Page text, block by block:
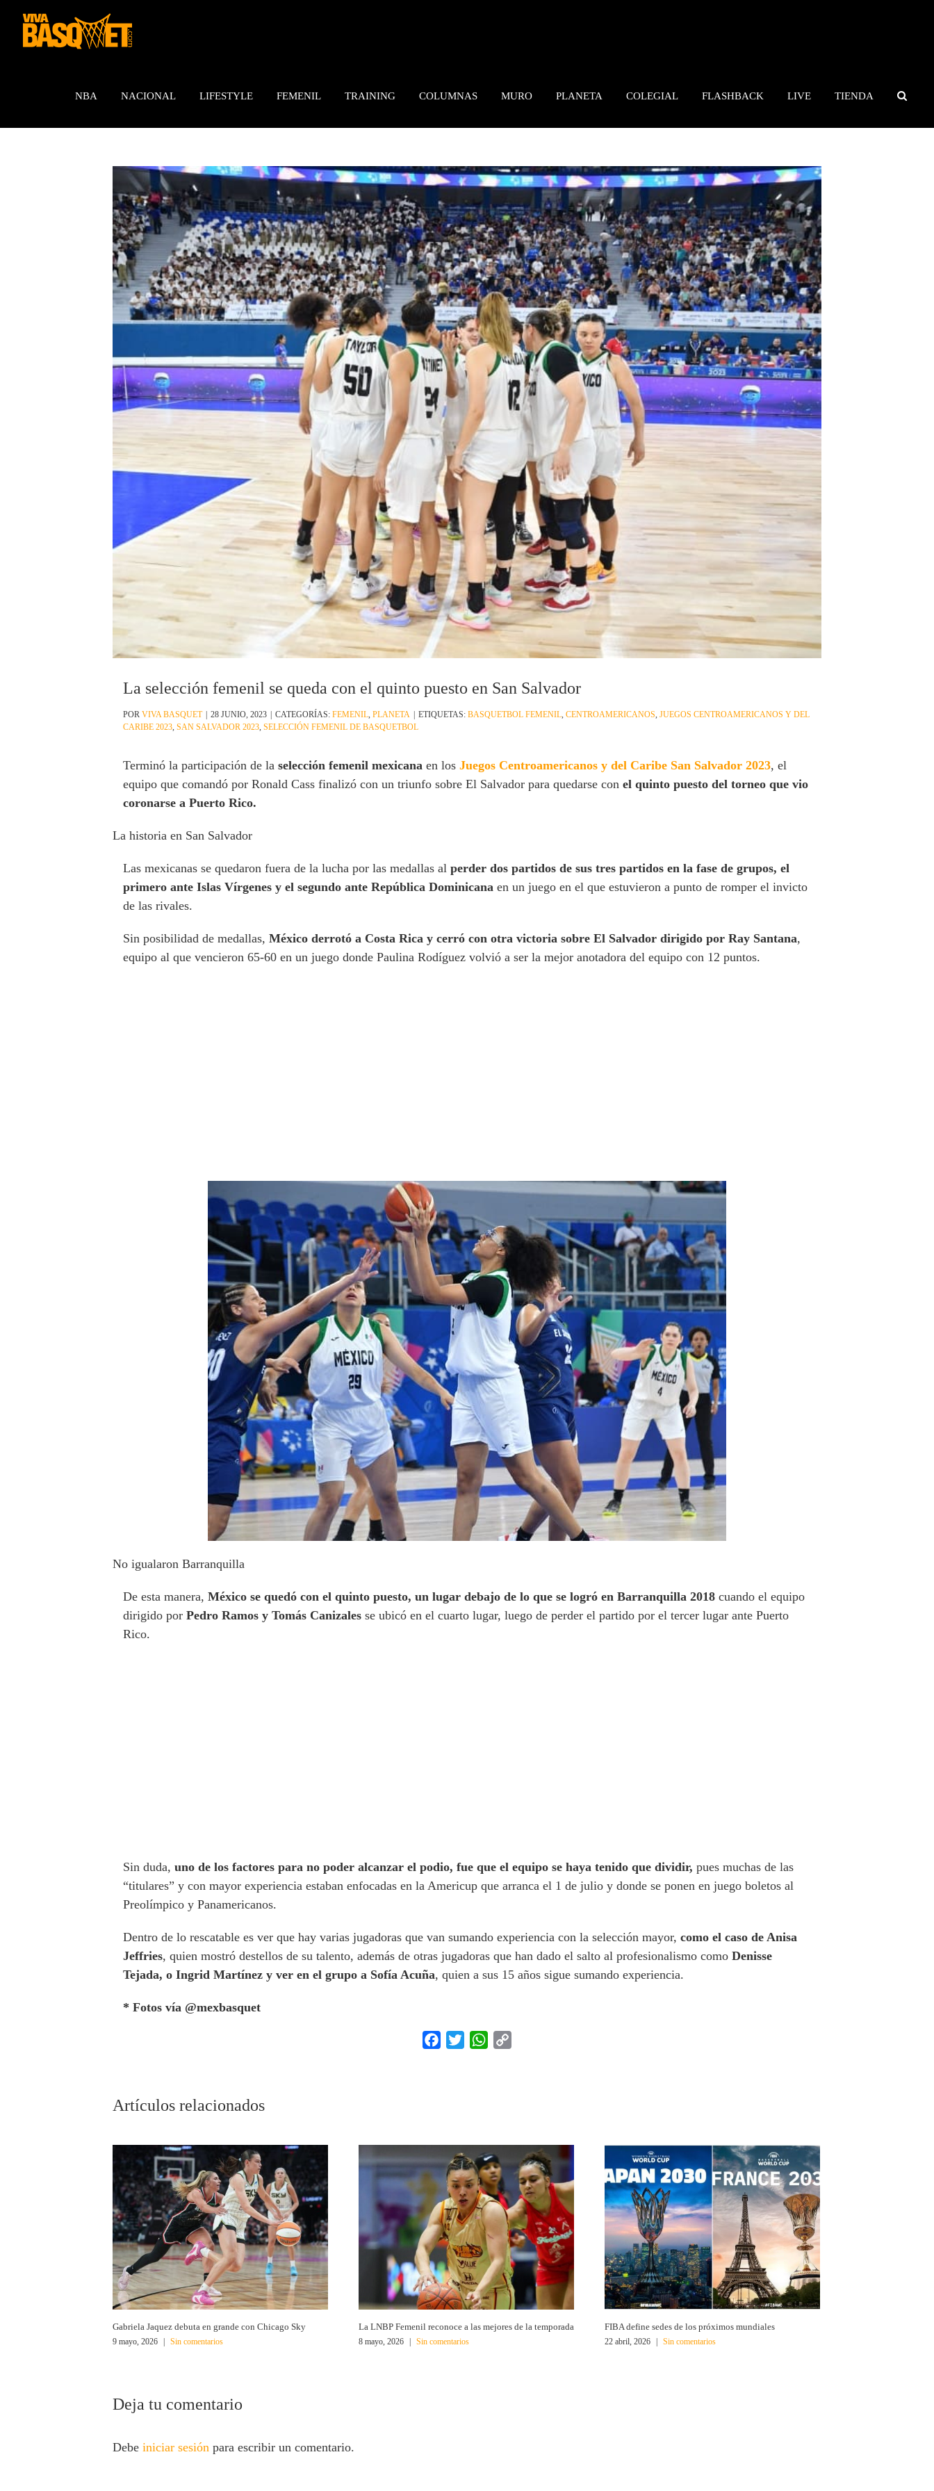
contenido
NBA NACIONAL LIFESTYLE FEMENIL TRAINING COLUMNAS MURO PLANETA COLEGIAL FLASHBACK LIVE TIENDA
La selección femenil se queda con el quinto puesto en San Salvador
POR VIVA BASQUET 28 JUNIO, 2023 CATEGORÍAS: FEMENIL, PLANETA ETIQUETAS: BASQUETBOL FEMENIL, CENTROAMERICANOS, JUEGOS CENTROAMERICANOS Y DEL
CARIBE 2023, SAN SALVADOR 2023, SELECCIÓN FEMENIL DE BASQUETBOL
Terminó la participación de la selección femenil mexicana en los Juegos Centroamericanos y del Caribe San Salvador 2023, el
equipo que comandó por Ronald Cass finalizó con un triunfo sobre El Salvador para quedarse con el quinto puesto del torneo que vio
coronarse a Puerto Rico.
La historia en San Salvador
Las mexicanas se quedaron fuera de la lucha por las medallas al perder dos partidos de sus tres partidos en la fase de grupos, el
primero ante Islas Vírgenes y el segundo ante República Dominicana en un juego en el que estuvieron a punto de romper el invicto
de las rivales.
Sin posibilidad de medallas, México derrotó a Costa Rica y cerró con otra victoria sobre El Salvador dirigido por Ray Santana,
equipo al que vencieron 65-60 en un juego donde Paulina Rodíguez volvió a ser la mejor anotadora del equipo con 12 puntos.
No igualaron Barranquilla
De esta manera, México se quedó con el quinto puesto, un lugar debajo de lo que se logró en Barranquilla 2018 cuando el equipo
dirigido por Pedro Ramos y Tomás Canizales se ubicó en el cuarto lugar, luego de perder el partido por el tercer lugar ante Puerto
Rico.
Sin duda, uno de los factores para no poder alcanzar el podio, fue que el equipo se haya tenido que dividir, pues muchas de las
“titulares” y con mayor experiencia estaban enfocadas en la Americup que arranca el 1 de julio y donde se ponen en juego boletos al
Preolímpico y Panamericanos.
Dentro de lo rescatable es ver que hay varias jugadoras que van sumando experiencia con la selección mayor, como el caso de Anisa
Jeffries, quien mostró destellos de su talento, además de otras jugadoras que han dado el salto al profesionalismo como Denisse
Tejada, o Ingrid Martínez y ver en el grupo a Sofía Acuña, quien a sus 15 años sigue sumando experiencia.
* Fotos vía @mexbasquet
Facebook
Twitter WhatsApp
Artículos relacionados
Gabriela Jaquez debuta en grande con Chicago Sky
9 mayo, 2026 Sin comentarios
La LNBP Femenil reconoce a las mejores de la temporada
8 mayo, 2026 Sin comentarios
FIBA define sedes de los próximos mundiales
22 abril, 2026 Sin comentarios
Deja tu comentario
Debe iniciar sesión para escribir un comentario.